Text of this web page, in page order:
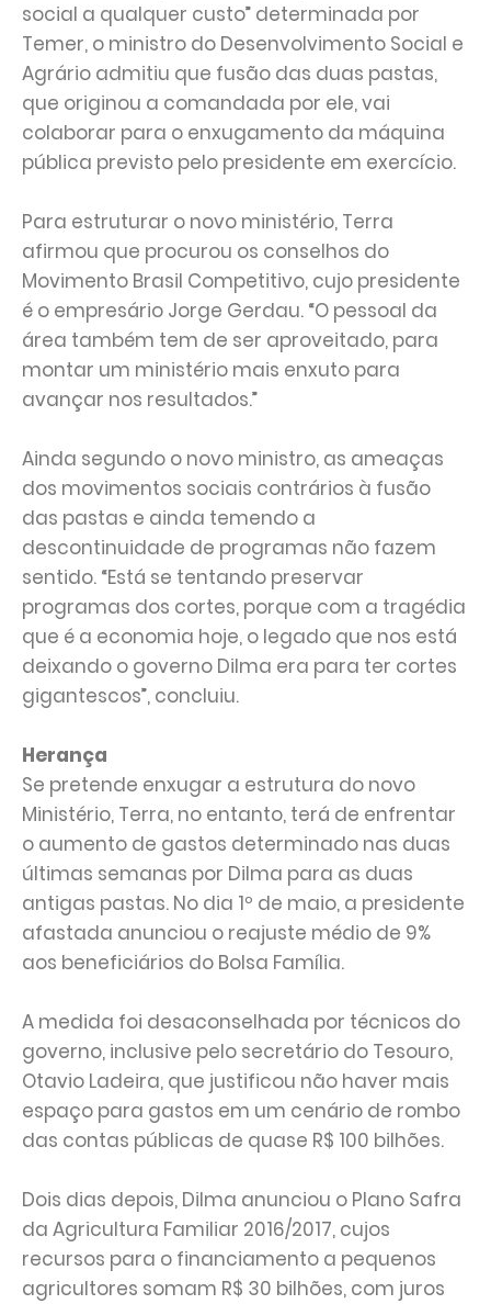
social a qualquer custo” determinada por
Temer, o ministro do Desenvolvimento Social e
Agrário admitiu que fusão das duas pastas,
que originou a comandada por ele, vai
colaborar para o enxugamento da máquina
pública previsto pelo presidente em exercício.
Para estruturar o novo ministério, Terra
afirmou que procurou os conselhos do
Movimento Brasil Competitivo, cujo presidente
é o empresário Jorge Gerdau. “O pessoal da
área também tem de ser aproveitado, para
montar um ministério mais enxuto para
avançar nos resultados.”
Ainda segundo o novo ministro, as ameaças
dos movimentos sociais contrários à fusão
das pastas e ainda temendo a
descontinuidade de programas não fazem
sentido. “Está se tentando preservar
programas dos cortes, porque com a tragédia
que é a economia hoje, o legado que nos está
deixando o governo Dilma era para ter cortes
gigantescos”, concluiu.
Herança
Se pretende enxugar a estrutura do novo
Ministério, Terra, no entanto, terá de enfrentar
o aumento de gastos determinado nas duas
últimas semanas por Dilma para as duas
antigas pastas. No dia 1º de maio, a presidente
afastada anunciou o reajuste médio de 9%
aos beneficiários do Bolsa Família.
A medida foi desaconselhada por técnicos do
governo, inclusive pelo secretário do Tesouro,
Otavio Ladeira, que justificou não haver mais
espaço para gastos em um cenário de rombo
das contas públicas de quase R$ 100 bilhões.
Dois dias depois, Dilma anunciou o Plano Safra
da Agricultura Familiar 2016/2017, cujos
recursos para o financiamento a pequenos
agricultores somam R$ 30 bilhões, com juros